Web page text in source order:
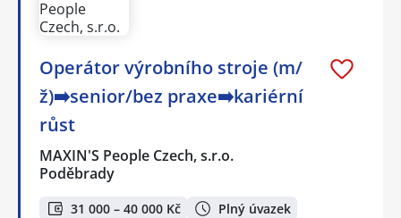
Operátor výrobního stroje (m/
ž)➡️senior/bez praxe➡️kariérní
růst
MAXIN'S People Czech, s.r.o.
Poděbrady
31 000 – 40 000 Kč
Plný úvazek